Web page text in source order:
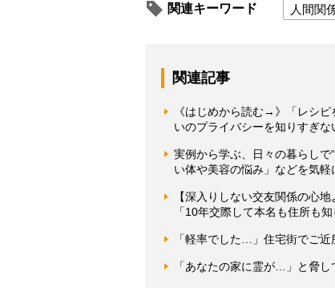
関連キーワード 人間関
関連記事
《はじめから読む→》「レシ
いのプライバシーを知りすぎ
実例から学ぶ、日々の暮らし
い体や美容の悩み」などを気軽
【深入りしない交友関係の心
「10年交際して本名も住所も知
「軽率でした…」住宅街でご
「あなたの家に霊が…」と脅